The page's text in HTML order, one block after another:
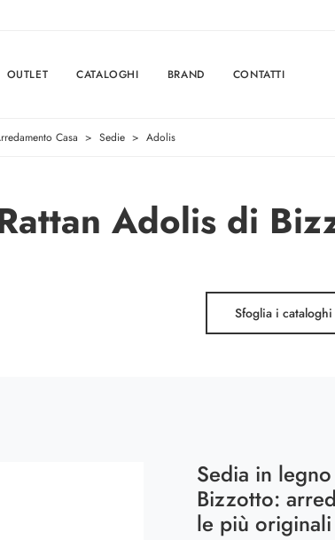
OUTLET CATALOGHI BRAND CONTATTI
Casa > Sedie > Adolis
Adolis di
Sfoglia i cataloghi
Sedia in
Bizzotto:
le più